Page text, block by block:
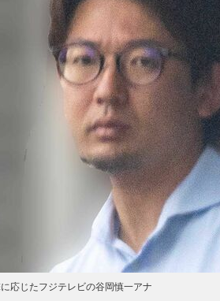
応じたフジテレビの谷岡慎一アナ